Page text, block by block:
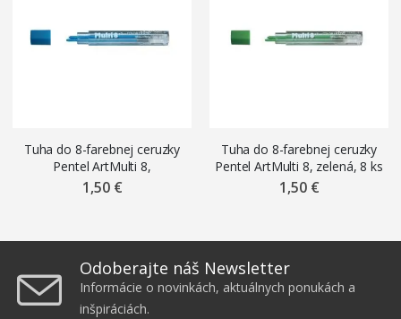
Tuha do 8-farebnej ceruzky
Pentel ArtMulti 8,
svetlomodrá, 8 ks
1,50 €
Tuha do 8-farebnej ceruzky
Pentel ArtMulti 8, zelená, 8 ks
1,50 €
Odoberajte náš Newsletter
Informácie o novinkách, aktuálnych ponukách a
inšpiráciách.